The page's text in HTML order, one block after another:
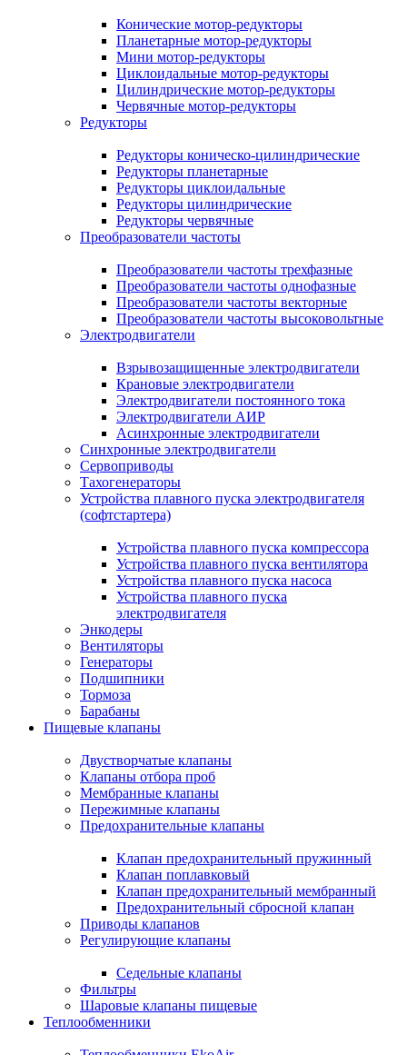
Конические мотор-редукторы
Планетарные мотор-редукторы
Мини мотор-редукторы
Циклоидальные мотор-редукторы
Цилиндрические мотор-редукторы
Червячные мотор-редукторы
Редукторы
Редукторы коническо-цилиндрические
Редукторы планетарные
Редукторы циклоидальные
Редукторы цилиндрические
Редукторы червячные
Преобразователи частоты
Преобразователи частоты трехфазные
Преобразователи частоты однофазные
Преобразователи частоты векторные
Преобразователи частоты высоковольтные
Электродвигатели
Взрывозащищенные электродвигатели
Крановые электродвигатели
Электродвигатели постоянного тока
Электродвигатели АИР
Асинхронные электродвигатели
Синхронные электродвигатели
Сервоприводы
Тахогенераторы
Устройства плавного пуска электродвигателя
(софтстартера)
Устройства плавного пуска компрессора
Устройства плавного пуска вентилятора
Устройства плавного пуска насоса
Устройства плавного пуска
электродвигателя
Энкодеры
Вентиляторы
Генераторы
Подшипники
Тормоза
Барабаны
Пищевые клапаны
Двустворчатые клапаны
Клапаны отбора проб
Мембранные клапаны
Пережимные клапаны
Предохранительные клапаны
Клапан предохранительный пружинный
Клапан поплавковый
Клапан предохранительный мембранный
Предохранительный сбросной клапан
Приводы клапанов
Регулирующие клапаны
Седельные клапаны
Фильтры
Шаровые клапаны пищевые
Теплообменники